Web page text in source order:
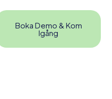
Boka Demo & Kom
Igång